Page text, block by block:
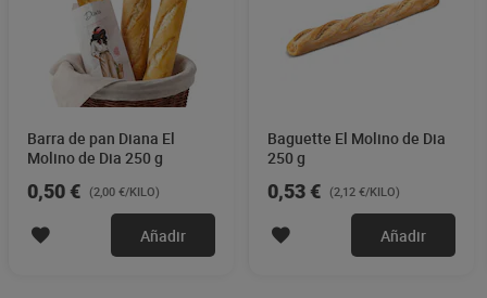
Barra de pan Diana El
Molino de Dia 250 g
0,50 € (2,00 €/KILO)
Añadir
Baguette El Molino de Dia
250 g
0,53 € (2,12 €/KILO)
Añadir